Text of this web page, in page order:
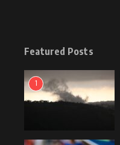
Featured Posts
1